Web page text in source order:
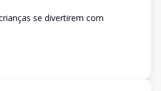
se divertirem com